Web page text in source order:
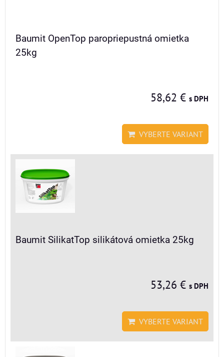
Baumit OpenTop paropriepustná omietka
25kg
58,62 € s DPH
VYBERTE VARIANT
Baumit SilikatTop silikátová omietka 25kg
53,26 € s DPH
VYBERTE VARIANT